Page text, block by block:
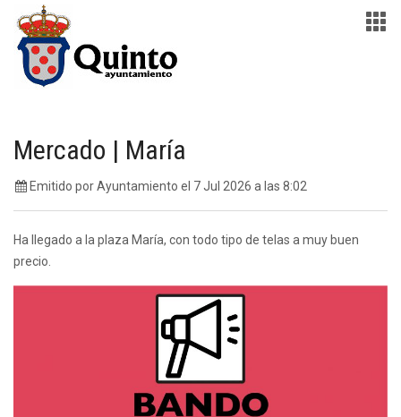
Mercado | María
Emitido por Ayuntamiento el 7 Jul 2026 a las 8:02
Ha llegado a la plaza María, con todo tipo de telas a muy buen
precio.